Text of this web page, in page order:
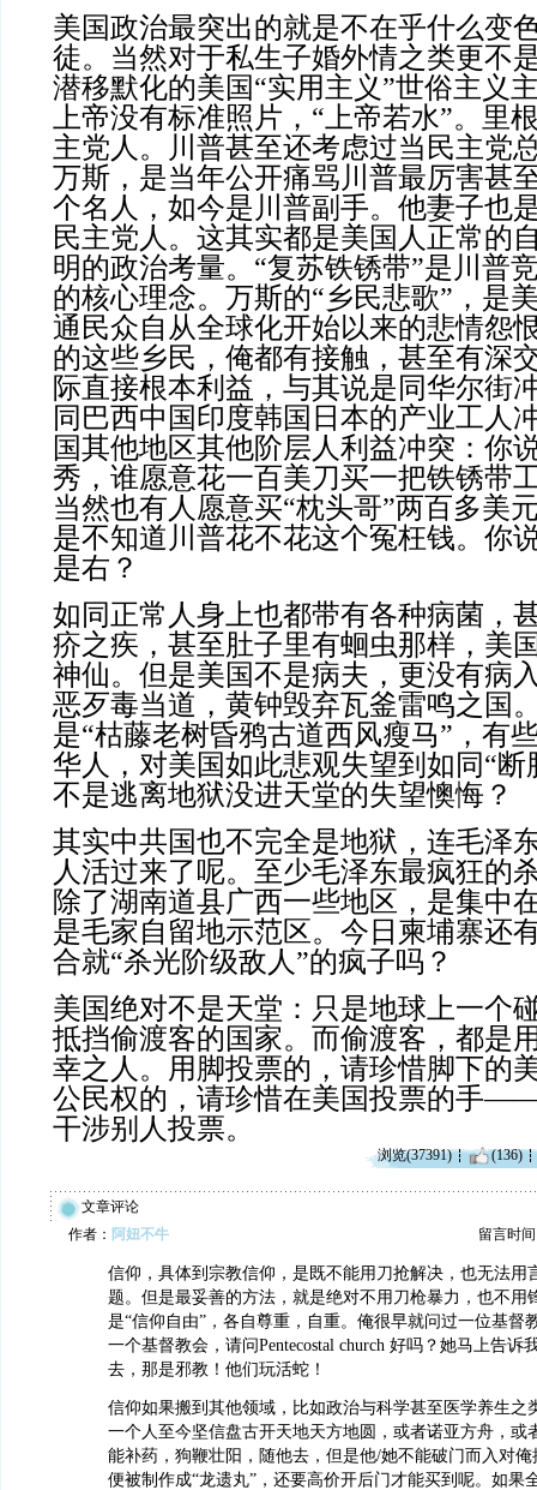
美国政治最突出的就是不在乎什么变
徒。当然对于私生子婚外情之类更不
潜移默化的美国“实用主义”世俗主义
上帝没有标准照片，“上帝若水”。里
主党人。川普甚至还考虑过当民主党
万斯，是当年公开痛骂川普最厉害甚
个名人，如今是川普副手。他妻子也
民主党人。这其实都是美国人正常的
明的政治考量。“复苏铁锈带”是川普
的核心理念。万斯的“乡民悲歌”，是
通民众自从全球化开始以来的悲情怨
的这些乡民，俺都有接触，甚至有深
际直接根本利益，与其说是同华尔街
同巴西中国印度韩国日本的产业工人
国其他地区其他阶层人利益冲突：你
秀，谁愿意花一百美刀买一把铁锈带
当然也有人愿意买“枕头哥”两百多美
是不知道川普花不花这个冤枉钱。你
是右？
如同正常人身上也都带有各种病菌，
疥之疾，甚至肚子里有蛔虫那样，美
神仙。但是美国不是病夫，更没有病
恶歹毒当道，黄钟毁弃瓦釜雷鸣之国
是“枯藤老树昏鸦古道西风瘦马”，有
华人，对美国如此悲观失望到如同“断
不是逃离地狱没进天堂的失望懊悔？
其实中共国也不完全是地狱，连毛泽
人活过来了呢。至少毛泽东最疯狂的
除了湖南道县广西一些地区，是集中
是毛家自留地示范区。今日柬埔寨还
合就“杀光阶级敌人”的疯子吗？
美国绝对不是天堂：只是地球上一个
抵挡偷渡客的国家。而偷渡客，都是
幸之人。用脚投票的，请珍惜脚下的
公民权的，请珍惜在美国投票的手
干涉别人投票。
浏览(37391) (136)
文章评论
作者： 阿妞不牛 留言时间
信仰，具体到宗教信仰，是既不能用刀抢解决，也无法用
题。但是最妥善的方法，就是绝对不用刀枪暴力，也不用
是“信仰自由”，各自尊重，自重。俺很早就问过一位基督
一个基督教会，请问Pentecostal church 好吗？她马上告诉
去，那是邪教！他们玩活蛇！
信仰如果搬到其他领域，比如政治与科学甚至医学养生之
一个人至今坚信盘古开天地天方地圆，或者诺亚方舟，或
能补药，狗鞭壮阳，随他去，但是他/她不能破门而入对
便被制作成“龙遗丸”，还要高价开后门才能买到呢。如果